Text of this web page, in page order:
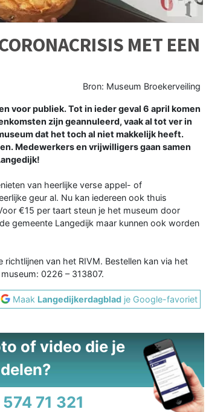
MET EEN
Bron: Museum Broekerveiling
voor publiek. Tot in ieder geval 6 april komen
zijn geannuleerd, vaak al tot ver in
dat het toch al niet makkelijk heeft.
Medewerkers en vrijwilligers gaan samen
van heerlijke verse appel- of
geur al. Nu kan iedereen ook thuis
€15 per taart steun je het museum door
gemeente Langedijk maar kunnen ook worden
van het RIVM. Bestellen kan via het
0226 – 313807.
Maak Langedijkerdagblad je Google-favoriet
of video die je
71 321